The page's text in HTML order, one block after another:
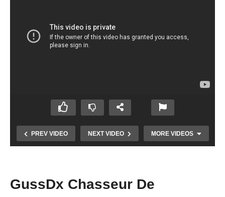
PREV VIDEO NEXT VIDEO MORE VIDEOS
GussDx Chasseur De